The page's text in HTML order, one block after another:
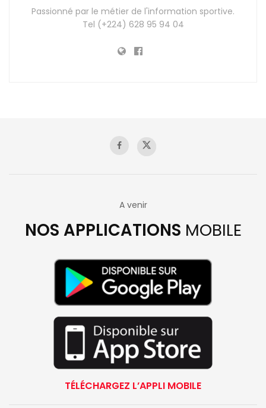
Passionné par le métier de l'information sportive.
Tel (+224) 628 95 94 04
A venir
NOS APPLICATIONS MOBILE
TÉLÉCHARGEZ L’APPLI MOBILE